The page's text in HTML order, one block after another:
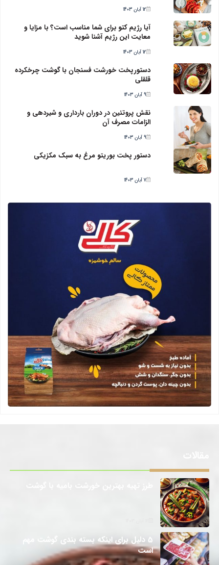
12 آبان 1403
آیا رژیم کتو برای شما مناسب است؟ با مزایا و
معایت این رژیم آشنا شوید
12 آبان 1403
دستورپخت خورشت فسنجان با گوشت چرخکرده
قلقلی
9 آبان 1403
نقش پروتئین در دوران بارداری و شیردهی و
الزامات مصرف آن
9 آبان 1403
دستور پخت بوریتو مرغ به سبک مکزیکی
7 آبان 1403
5 دلیل برای اینکه بسته بندی گوشت مهم
است